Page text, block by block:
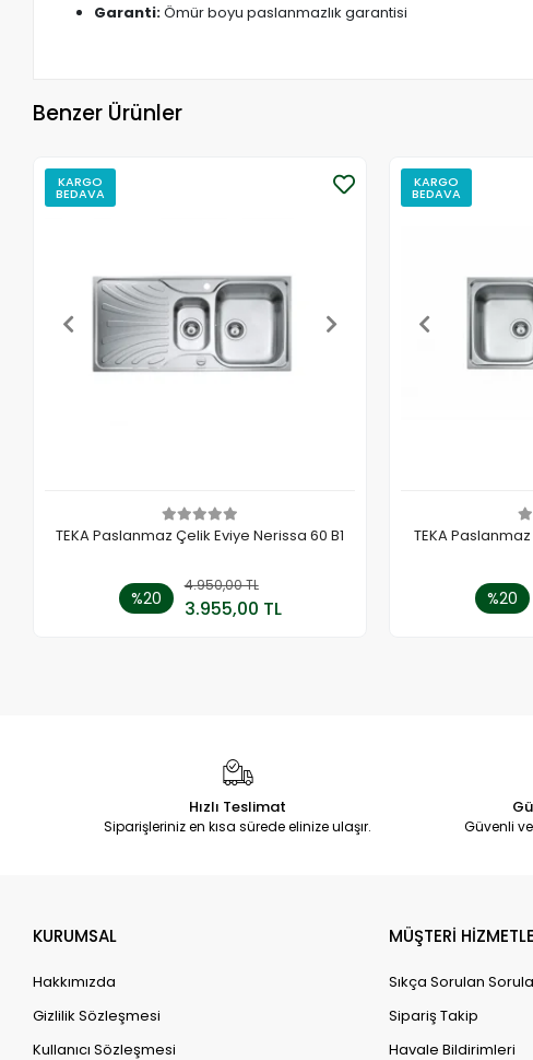
Garanti:Ömür boyu paslanmazlık garantisi
Benzer Ürünler
KARGO
BEDAVA
TEKA Paslanmaz Çelik Eviye Nerissa 60 B1
%20
4.950,00 TL
3.955,00 TL
Sepete Ekle
KARGO
BEDAVA
TEKA
%20
Hızlı Teslimat
Siparişleriniz en kısa sürede elinize ulaşır. Güvenli
KURUMSAL
Hakkımızda
Gizlilik Sözleşmesi
Kullanıcı Sözleşmesi
MÜŞTERİ
Sıkça Sorulan
Sipariş Takip
Havale Bildirimleri